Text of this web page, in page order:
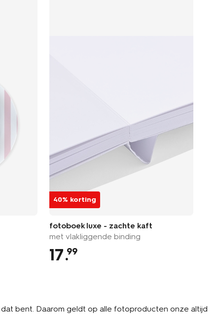
40% korting
fotoboek luxe - zachte kaft
met vlakliggende binding
17.99
dat bent. Daarom geldt op alle fotoproducten onze altijd